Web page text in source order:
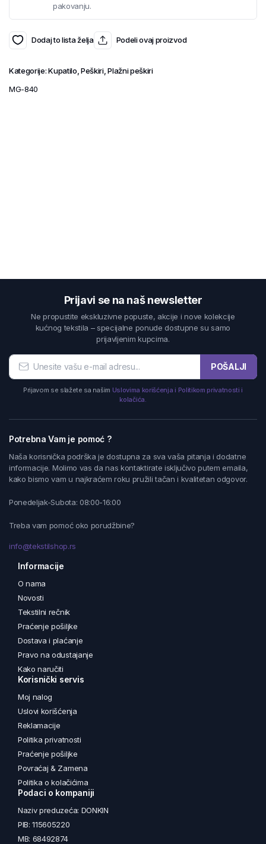
pakovanju.
Dodaj to lista želja Podeli ovaj proizvod
Kategorije:Kupatilo Peškiri,Plažni peškiri
MG-840
Prijavi se na naš newsletter
Ne propustite ekskluzivne popuste, akcije i nove kolekcije
kućnog tekstila – specijalne ponude dostupne su samo
prijavljenim kupcima.
POŠALJI
Prijavom se slažete sa našim Uslovima korišćenja i Politikom privatnosti i
kolačića.
Potrebna Vam je pomoć ?
Naša korisnička podrška je dostupna za sva vaša pitanja i dodatne
informacije. Molimo vas da nas kontaktirate isključivo putem emaila,
kako bismo vam u najkraćem roku pružili tačan i kvalitetan odgovor.
Ponedeljak-Subota: 08:00-16:00
Treba vam pomoć oko porudžbine?
info@tekstilshop.rs
Informacije
O nama
Novosti
Tekstilni rečnik
Praćenje pošiljke
Dostava i plaćanje
Pravo na odustajanje
Kako naručiti
Korisnički servis
Moj nalog
Uslovi korišćenja
Reklamacije
Politika privatnosti
Praćenje pošiljke
Povraćaj & Zamena
Politika o kolačićima
Podaci o kompaniji
Naziv preduzeća: DONKIN
PIB: 115605220
MB: 68492874